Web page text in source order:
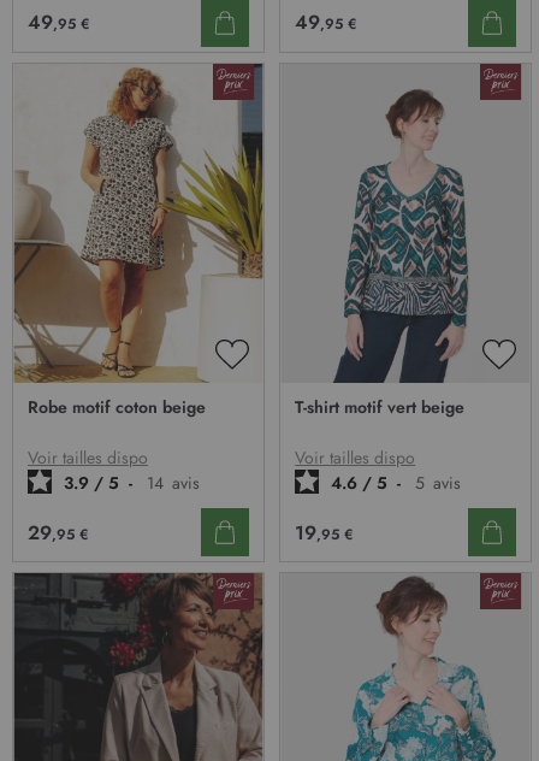
49,95 € 49,95 €
D’ENVIE
Robe motif coton beige
Voir tailles dispo
3.9 / 5 - 14 avis
29,95 €
T-shirt motif vert beige
Voir tailles dispo
4.6 / 5 - 5 avis
19,95 €